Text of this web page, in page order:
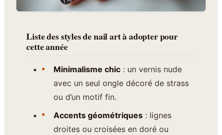
Liste des styles de nail art à adopter pour
cette année
Minimalisme chic: un vernis nude
avec un seul ongle décoré de strass
ou d’un motif fin.
Accents géométriques: lignes
droites ou croisées en doré ou